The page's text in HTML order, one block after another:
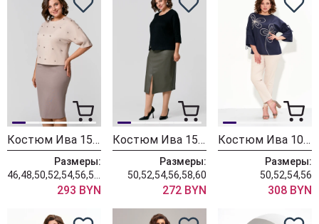
Костюм Ива 1511 бежевый
Размеры:
293 BYN
Костюм Ива 1512 черно-зеленый
Размеры:
50,52,54,56,58,60
272 BYN
Костюм Ива 1003 сине-бежевый
Размеры:
50,52,54,56
308 BYN